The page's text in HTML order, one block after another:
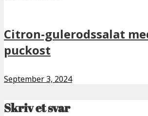
Citron-gulerodssalat
puckost
September 3, 2024
Skriv et svar